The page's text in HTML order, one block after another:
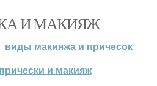
И МАКИЯЖ
виды макияжа и причесок
и макияж